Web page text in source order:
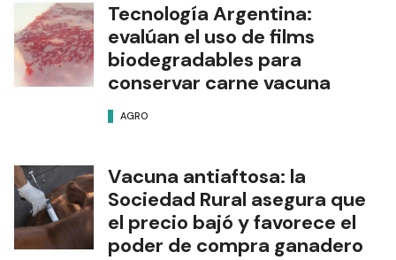
Tecnología Argentina:
evalúan el uso de films
biodegradables para
conservar carne vacuna
AGRO
Vacuna antiaftosa: la
Sociedad Rural asegura que
el precio bajó y favorece el
poder de compra ganadero